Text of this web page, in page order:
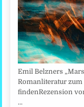
Emil Belzners
Romanliteratur zum
findenRezension
…